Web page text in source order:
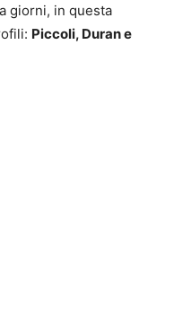
giorni, in questa
Piccoli, Duran e